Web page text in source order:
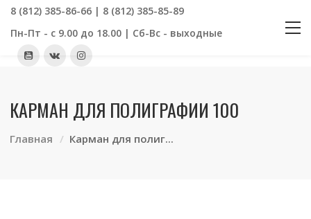
8 (812) 385-86-66 | 8 (812) 385-85-89
Пн-Пт - с 9.00 до 18.00 | Сб-Вс - выходные
КАРМАН ДЛЯ ПОЛИГРАФИИ 100
Главная Карман для полиг...